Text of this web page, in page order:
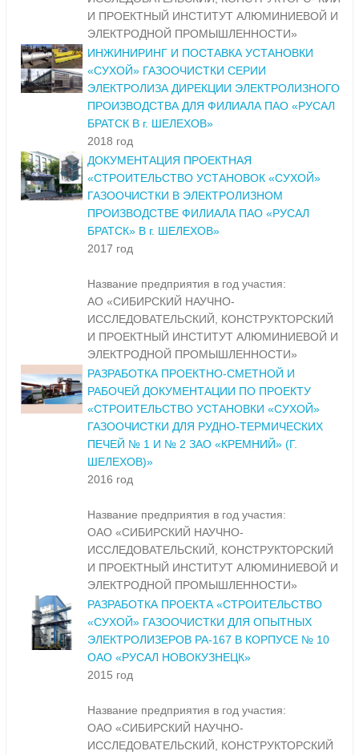
И ПРОЕКТНЫЙ ИНСТИТУТ АЛЮМИНИЕВОЙ И
ЭЛЕКТРОДНОЙ ПРОМЫШЛЕННОСТИ»
ИНЖИНИРИНГ И ПОСТАВКА УСТАНОВКИ
«СУХОЙ» ГАЗООЧИСТКИ СЕРИИ
ЭЛЕКТРОЛИЗА ДИРЕКЦИИ ЭЛЕКТРОЛИЗНОГО
ПРОИЗВОДСТВА ДЛЯ ФИЛИАЛА ПАО «РУСАЛ
БРАТСК В г. ШЕЛЕХОВ»
2018 год
ДОКУМЕНТАЦИЯ ПРОЕКТНАЯ
«СТРОИТЕЛЬСТВО УСТАНОВОК «СУХОЙ»
ГАЗООЧИСТКИ В ЭЛЕКТРОЛИЗНОМ
ПРОИЗВОДСТВЕ ФИЛИАЛА ПАО «РУСАЛ
БРАТСК» В г. ШЕЛЕХОВ»
2017 год
Название предприятия в год участия:
АО «СИБИРСКИЙ НАУЧНО-
ИССЛЕДОВАТЕЛЬСКИЙ, КОНСТРУКТОРСКИЙ
И ПРОЕКТНЫЙ ИНСТИТУТ АЛЮМИНИЕВОЙ И
ЭЛЕКТРОДНОЙ ПРОМЫШЛЕННОСТИ»
РАЗРАБОТКА ПРОЕКТНО-СМЕТНОЙ И
РАБОЧЕЙ ДОКУМЕНТАЦИИ ПО ПРОЕКТУ
«СТРОИТЕЛЬСТВО УСТАНОВКИ «СУХОЙ»
ГАЗООЧИСТКИ ДЛЯ РУДНО-ТЕРМИЧЕСКИХ
ПЕЧЕЙ № 1 И № 2 ЗАО «КРЕМНИЙ» (Г.
ШЕЛЕХОВ)»
2016 год
Название предприятия в год участия:
ОАО «СИБИРСКИЙ НАУЧНО-
ИССЛЕДОВАТЕЛЬСКИЙ, КОНСТРУКТОРСКИЙ
И ПРОЕКТНЫЙ ИНСТИТУТ АЛЮМИНИЕВОЙ И
ЭЛЕКТРОДНОЙ ПРОМЫШЛЕННОСТИ»
РАЗРАБОТКА ПРОЕКТА «СТРОИТЕЛЬСТВО
«СУХОЙ» ГАЗООЧИСТКИ ДЛЯ ОПЫТНЫХ
ЭЛЕКТРОЛИЗЕРОВ РА-167 В КОРПУСЕ № 10
ОАО «РУСАЛ НОВОКУЗНЕЦК»
2015 год
Название предприятия в год участия:
ОАО «СИБИРСКИЙ НАУЧНО-
ИССЛЕДОВАТЕЛЬСКИЙ, КОНСТРУКТОРСКИЙ